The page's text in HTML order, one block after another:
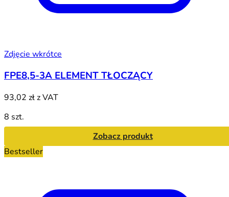
Zdjęcie wkrótce
FPE8,5-3A ELEMENT TŁOCZĄCY
93,02 złz VAT
8 szt.
Zobacz produkt
Bestseller